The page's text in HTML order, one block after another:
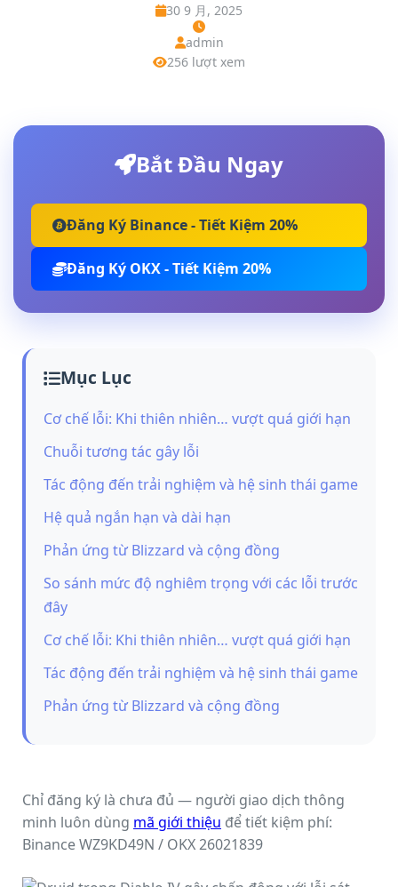
30 9 月, 2025
admin
256 lượt xem
Bắt Đầu Ngay
Đăng Ký Binance - Tiết Kiệm 20%
Đăng Ký OKX - Tiết Kiệm 20%
Mục Lục
Cơ chế lỗi: Khi thiên nhiên… vượt quá giới hạn
Chuỗi tương tác gây lỗi
Tác động đến trải nghiệm và hệ sinh thái game
Hệ quả ngắn hạn và dài hạn
Phản ứng từ Blizzard và cộng đồng
So sánh mức độ nghiêm trọng với các lỗi trước
đây
Cơ chế lỗi: Khi thiên nhiên… vượt quá giới hạn
Tác động đến trải nghiệm và hệ sinh thái game
Phản ứng từ Blizzard và cộng đồng
Chỉ đăng ký là chưa đủ — người giao dịch thông
minh luôn dùng mã giới thiệu để tiết kiệm phí:
Binance WZ9KD49N / OKX 26021839